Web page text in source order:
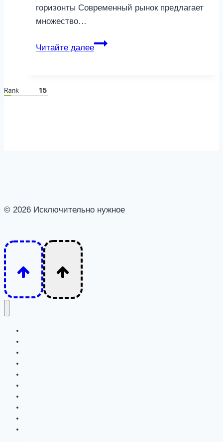
горизонты Современный рынок предлагает
множество…
Читайте далее
Секреты
© 2026 Исключительно нужное